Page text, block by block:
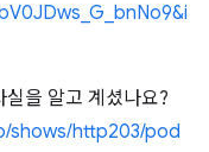
을 알고 계셨나요?
shows/http203/pod